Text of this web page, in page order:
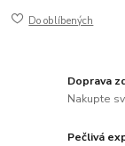
Do oblíbených
Doprava
Nakupte
Pečlivá